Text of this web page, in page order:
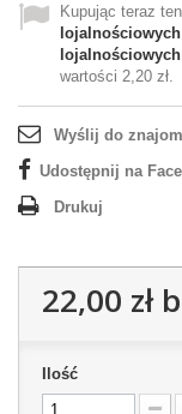
Kupując teraz
lojalnościowych
lojalnościowych
wartości 2,20 zł.
Wyślij do
Udostępnij na
Drukuj
22,00 zł
Ilość